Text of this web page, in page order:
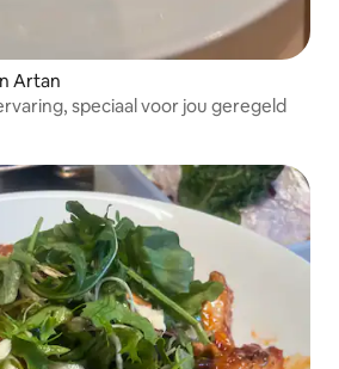
Artan
speciaal voor jou geregeld